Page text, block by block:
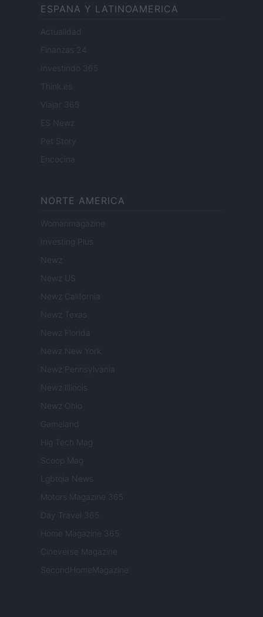
ESPANA Y LATINOAMERICA
Actualidad
Finanzas 24
Investindo 365
Think.es
Viajar 365
ES Newz
Encocina
NORTE AMERICA
Womanmagazine
Investing Plus
Newz
Newz US
Newz California
Newz Texas
Newz Florida
Newz New York
Newz Pennsylvania
Newz Illinois
Newz Ohio
Gameland
Hig Tech Mag
Scoop Mag
Lgbtqia News
Motors Magazine 365
Day Travel 365
Home Magazine 365
Cineverse Magazine
SecondHomeMagazine